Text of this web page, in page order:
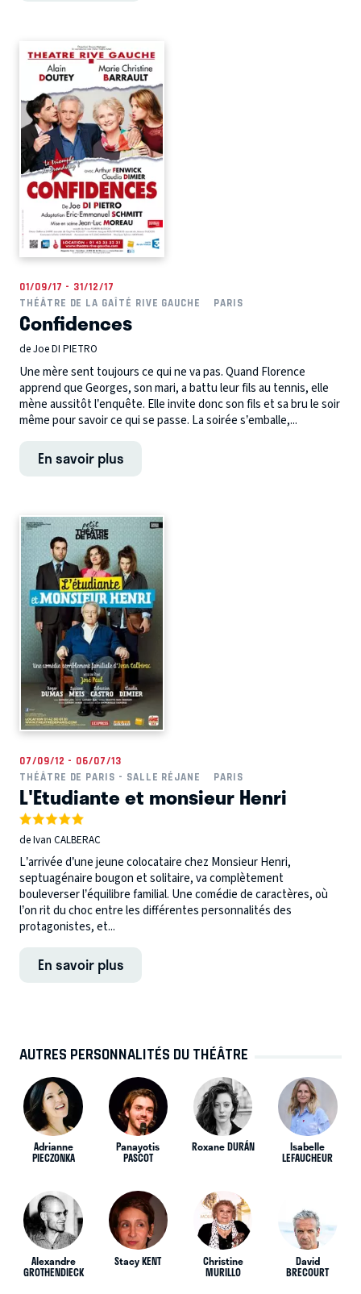
01/09/17 - 31/12/17
THÉÂTRE DE LA GAÎTÉ RIVE GAUCHE
PARIS
Confidences
de Joe DI PIETRO
Une mère sent toujours ce qui ne va pas. Quand Florence
apprend que Georges, son mari, a battu leur fils au tennis, elle
mène aussitôt l’enquête. Elle invite donc son fils et sa bru le soir
même pour savoir ce qui se passe. La soirée s’emballe,...
En savoir plus
07/09/12 - 06/07/13
THÉÂTRE DE PARIS - SALLE RÉJANE
PARIS
L'Etudiante et monsieur Henri
de Ivan CALBERAC
L’arrivée d’une jeune colocataire chez Monsieur Henri,
septuagénaire bougon et solitaire, va complètement
bouleverser l’équilibre familial. Une comédie de caractères, où
l’on rit du choc entre les différentes personnalités des
protagonistes, et...
En savoir plus
AUTRES PERSONNALITÉS DU THÉÂTRE
Adrianne
PIECZONKA
Panayotis
PASCOT
Roxane DURÁN Isabelle
LEFAUCHEUR
Alexandre
GROTHENDIECK
Stacy KENT Christine
MURILLO
David
BRECOURT